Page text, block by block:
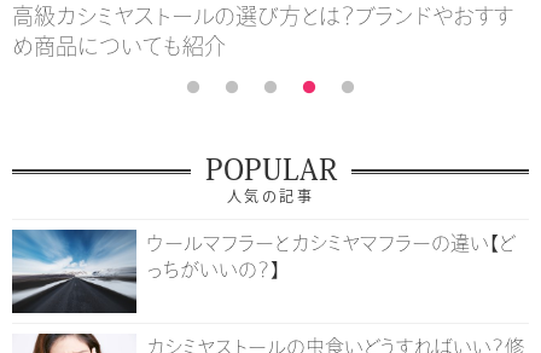
カシミヤの大判ストールを選ぶならどれがおすすめ？選
び方やおすすめアイテムを紹介
POPULAR
人気の記事
ウールマフラーとカシミヤマフラーの違い【ど
っちがいいの？】
カシミヤストールの虫食いどうすればいい？修